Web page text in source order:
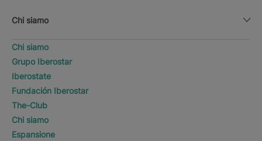
Chi siamo
Chi siamo
Grupo Iberostar
Iberostate
Fundación Iberostar
The-Club
Chi siamo
Espansione